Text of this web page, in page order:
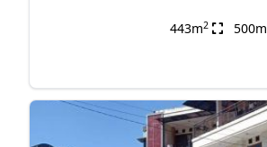
443m2 500m